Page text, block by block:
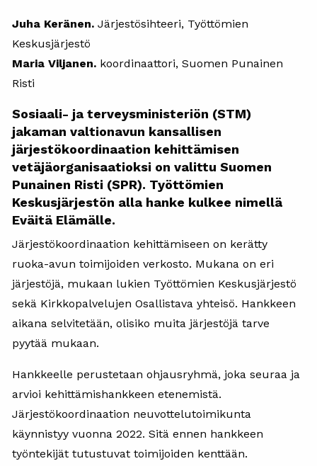
Juha Keränen. Järjestösihteeri, Työttömien
Keskusjärjestö
Maria Viljanen. koordinaattori, Suomen Punainen
Risti
Sosiaali- ja terveysministeriön (STM)
jakaman valtionavun kansallisen
järjestökoordinaation kehittämisen
vetäjäorganisaatioksi on valittu Suomen
Punainen Risti (SPR). Työttömien
Keskusjärjestön alla hanke kulkee nimellä
Eväitä Elämälle.
Järjestökoordinaation kehittämiseen on kerätty
ruoka-avun toimijoiden verkosto. Mukana on eri
järjestöjä, mukaan lukien Työttömien Keskusjärjestö
sekä Kirkkopalvelujen Osallistava yhteisö. Hankkeen
aikana selvitetään, olisiko muita järjestöjä tarve
pyytää mukaan.
Hankkeelle perustetaan ohjausryhmä, joka seuraa ja
arvioi kehittämishankkeen etenemistä.
Järjestökoordinaation neuvottelutoimikunta
käynnistyy vuonna 2022. Sitä ennen hankkeen
työntekijät tutustuvat toimijoiden kenttään.